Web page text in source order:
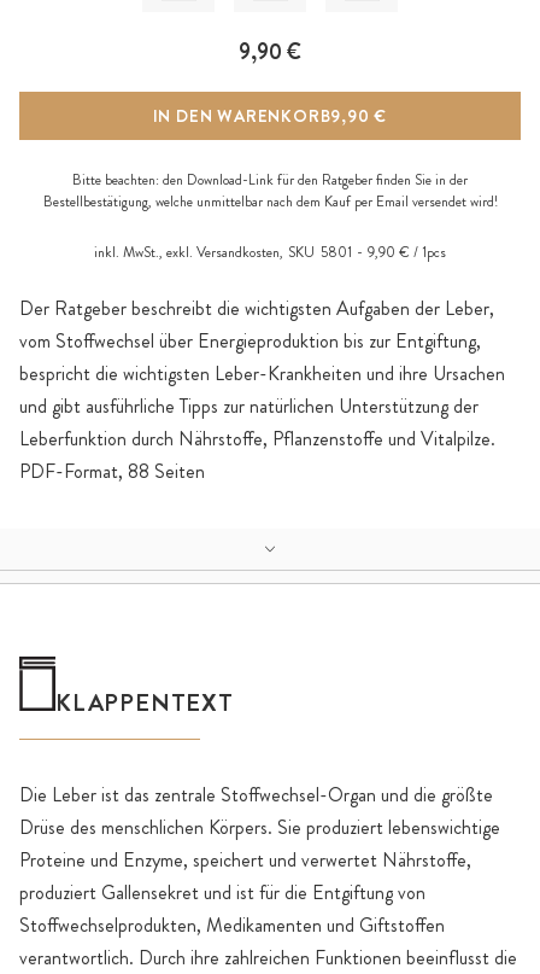
Der Ratgeber beschreibt die wichtigsten Aufgaben der Leber,
vom Stoffwechsel über Energieproduktion bis zur Entgiftung,
bespricht die wichtigsten Leber-Krankheiten und ihre Ursachen
und gibt ausführliche Tipps zur natürlichen Unterstützung der
Leberfunktion durch Nährstoffe, Pflanzenstoffe und Vitalpilze.
PDF-Format, 88 Seiten
9,90 €
IN DEN WARENKORB9,90 €
Bitte beachten: den Download-Link für den Ratgeber finden Sie in der
Bestellbestätigung, welche unmittelbar nach dem Kauf per Email versendet wird!
inkl. MwSt., exkl. Versandkosten, SKU 5801 9,90 € / 1pcs
KLAPPENTEXT
Die Leber ist das zentrale Stoffwechsel-Organ und die größte
Drüse des menschlichen Körpers. Sie produziert lebenswichtige
Proteine und Enzyme, speichert und verwertet Nährstoffe,
produziert Gallensekret und ist für die Entgiftung von
Stoffwechselprodukten, Medikamenten und Giftstoffen
verantwortlich. Durch ihre zahlreichen Funktionen beeinflusst die